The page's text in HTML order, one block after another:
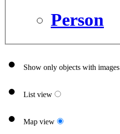
Person
Show only objects with images
List view
Map view